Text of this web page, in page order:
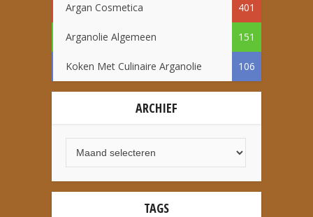
Argan Cosmetica 401
Arganolie Algemeen 151
Koken Met Culinaire Arganolie 106
ARCHIEF
TAGS